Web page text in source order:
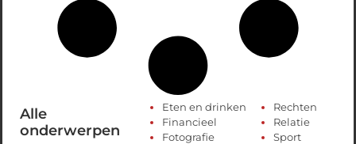
Alle
onderwerpen
Eten en drinken
Financieel
Fotografie
Rechten
Relatie
Sport